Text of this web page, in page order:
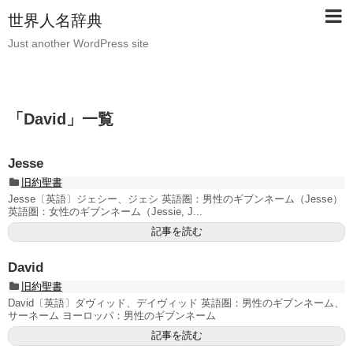
世界人名辞典
Just another WordPress site
「 David 」 一覧
Jesse
旧約聖書
Jesse〔英語〕ジェシー、ジェシ 英語圏：男性のギブンネーム（Jesse）
英語圏：女性のギブンネーム（Jessie, J...
記事を読む
David
旧約聖書
David〔英語〕ダヴィッド、デイヴィッド 英語圏：男性のギブンネーム、
サーネーム ヨーロッパ：男性のギブンネーム
記事を読む